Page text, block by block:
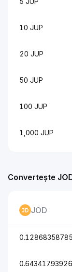
10 JUP
20 JUP
50 JUP
100 JUP
1,000 JUP
Convertește
JOD